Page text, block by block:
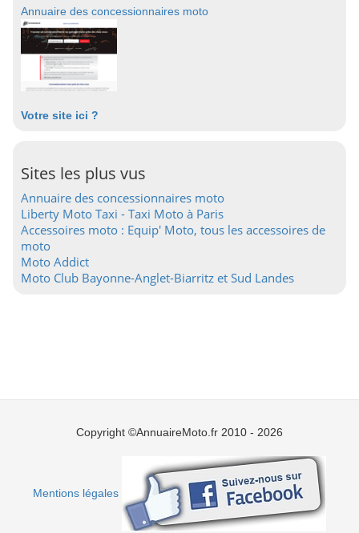
Annuaire des concessionnaires moto
Votre site ici ?
Sites les plus vus
Annuaire des concessionnaires moto
Liberty Moto Taxi - Taxi Moto à Paris
Accessoires moto : Equip' Moto, tous les accessoires de
moto
Moto Addict
Moto Club Bayonne-Anglet-Biarritz et Sud Landes
Copyright ©AnnuaireMoto.fr 2010 - 2026
Mentions légales